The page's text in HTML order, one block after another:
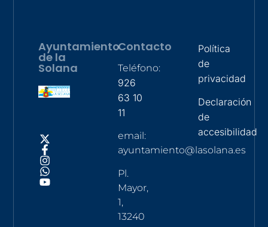
Ayuntamiento
de la
Solana
Contacto
Teléfono:
926
63 10
11
email:
ayuntamiento@lasolana.es
Pl.
Mayor,
1,
13240
Política
de
privacidad
Declaración
de
accesibilidad